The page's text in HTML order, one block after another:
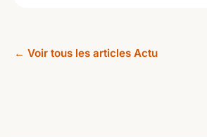
← Voir tous les articles Actu